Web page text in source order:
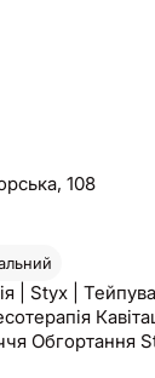
108
| Styx |
Обгортання